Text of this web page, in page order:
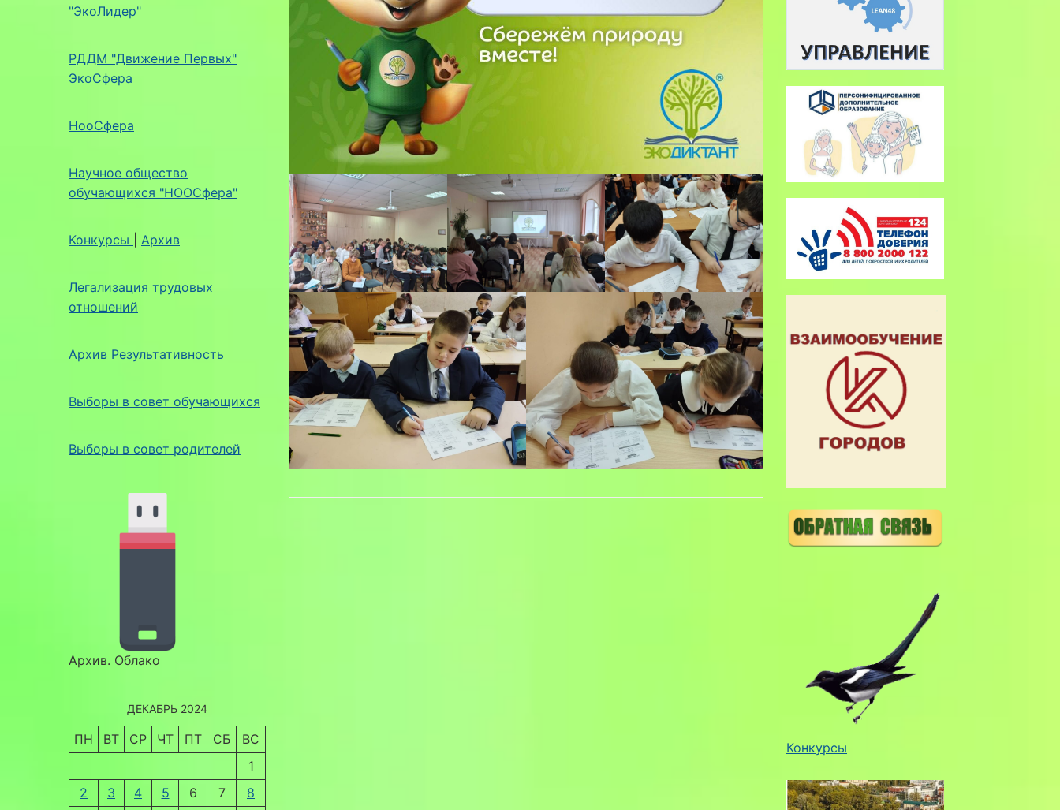
"ЭкоЛидер"
РДДМ "Движение Первых"
ЭкоСфера
НооСфера
Научное общество
обучающихся "НООСфера"
Конкурсы Архив
Легализация трудовых
отношений
Архив Результативность
Выборы в совет обучающихся
Выборы в совет родителей
Архив. Облако
ДЕКАБРЬ 2024
ПН ВТ СР ЧТ ПТ СБ
ВС
1
2
3 4 5 6 7
8
Конкурсы